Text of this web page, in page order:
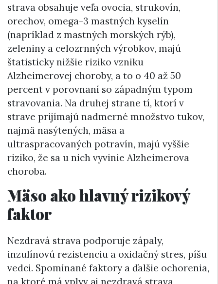
strava obsahuje veľa ovocia, strukovín,
orechov, omega-3 mastných kyselín
(napríklad z mastných morských rýb),
zeleniny a celozrnných výrobkov, majú
štatisticky nižšie riziko vzniku
Alzheimerovej choroby, a to o 40 až 50
percent v porovnaní so západným typom
stravovania. Na druhej strane tí, ktorí v
strave prijímajú nadmerné množstvo tukov,
najmä nasýtených, mäsa a
ultraspracovaných potravín, majú vyššie
riziko, že sa u nich vyvinie Alzheimerova
choroba.
Mäso ako hlavný rizikový
faktor
Nezdravá strava podporuje zápaly,
inzulínovú rezistenciu a oxidačný stres, píšu
vedci. Spomínané faktory a ďalšie ochorenia,